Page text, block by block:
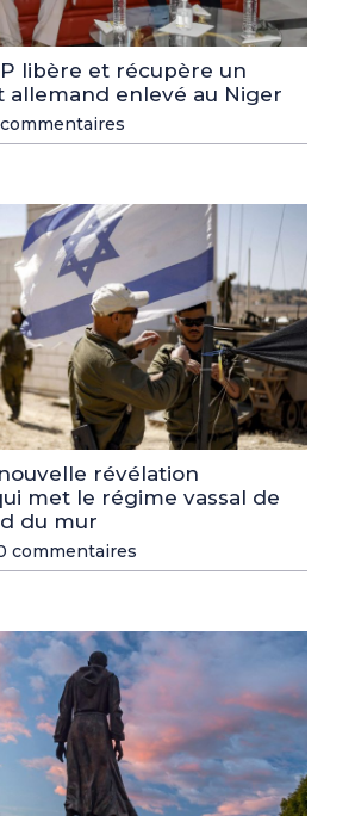
libère et récupère un
allemand enlevé au Niger
révélation
met le régime vassal de
du mur
commentaires